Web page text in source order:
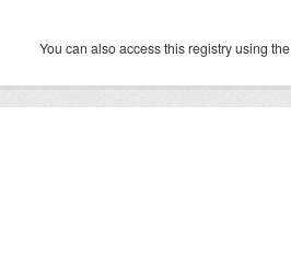
You can also access this registry using the